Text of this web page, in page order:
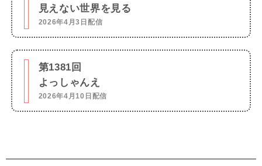
見えない世界を見る
2026年4月3日配信
第1381回
よっしゃんえ
2026年4月10日配信